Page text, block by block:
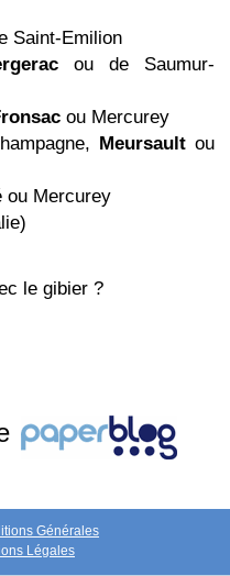
Saint-Emilion
ou de Saumur-
ou Mercurey
Meursault ou
ou Mercurey
le gibier ?
Générales
Légales